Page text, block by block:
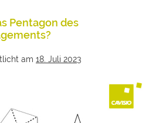
Pentagon des
am 18. Juli 2023